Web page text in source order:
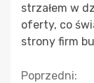
strzałem w
oferty, co
strony firm
Poprzedni: